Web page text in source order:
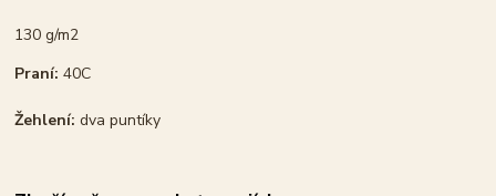
130 g/m2
Praní: 40C
Žehlení: dva puntíky